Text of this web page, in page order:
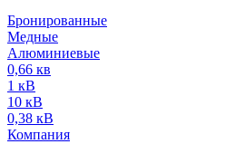
Бронированные
Медные
Алюминиевые
0,66 кв
1 кВ
10 кВ
0,38 кВ
Компания